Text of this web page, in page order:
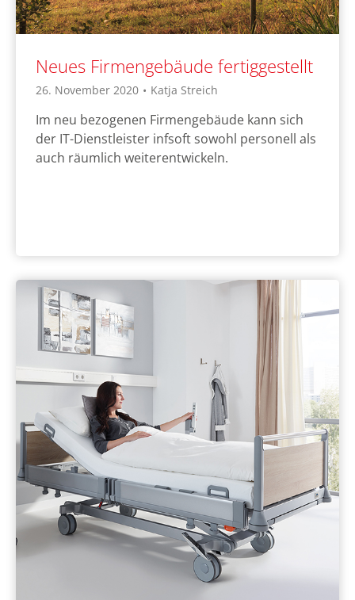
Neues Firmengebäude fertiggestellt
26. November 2020 • Katja Streich
Im neu bezogenen Firmengebäude kann sich
der IT-Dienstleister infsoft sowohl personell als
auch räumlich weiterentwickeln.